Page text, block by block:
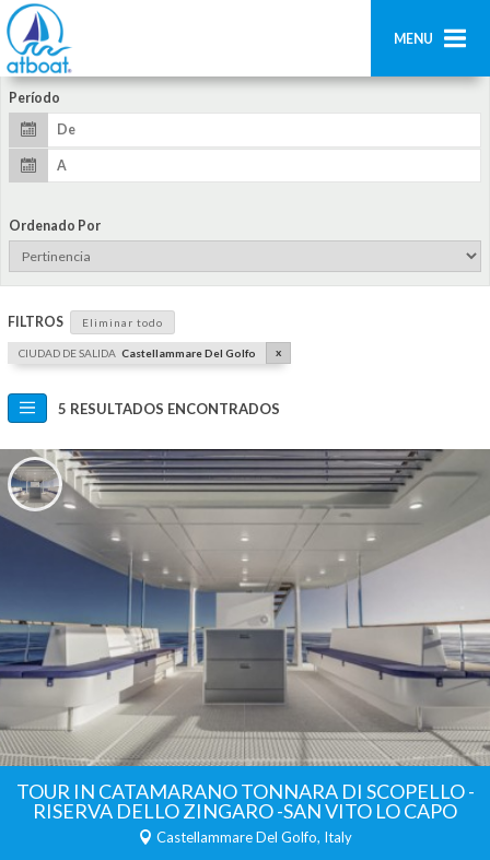
MENU
Búsqueda
Añadir barco
Acceder
Período
Ordenado Por
FILTROS Eliminar todo
CIUDAD DE SALIDA Castellammare Del Golfo x
5 RESULTADOS ENCONTRADOS
TOUR IN CATAMARANO TONNARA DI SCOPELLO -
RISERVA DELLO ZINGARO -SAN VITO LO CAPO
Castellammare Del Golfo, Italy